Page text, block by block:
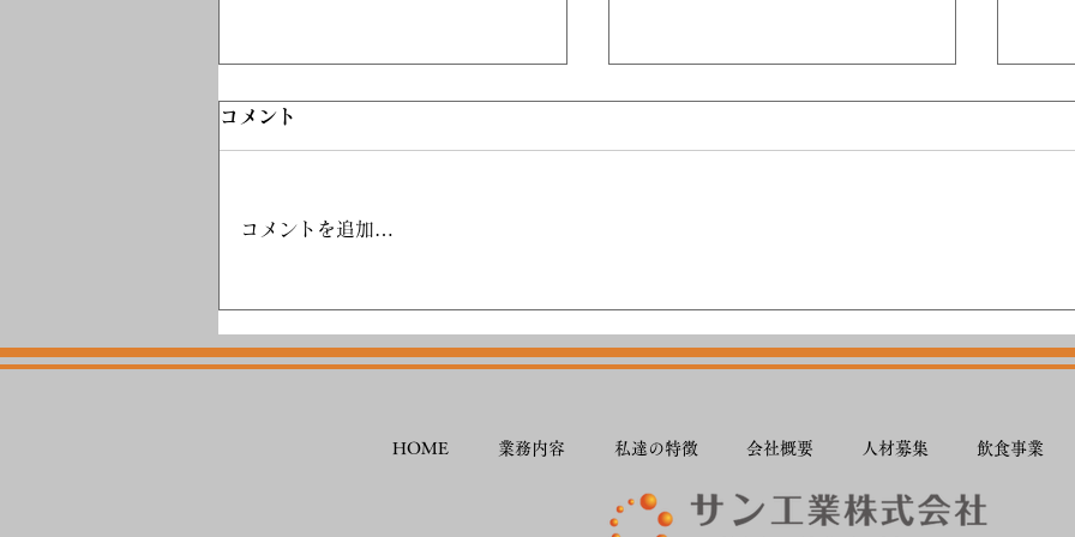
夏期休暇のご案内
コメント
コメントを追加…
HOME 業務内容 私達の特徴 会社概要 人材募集 飲食事業